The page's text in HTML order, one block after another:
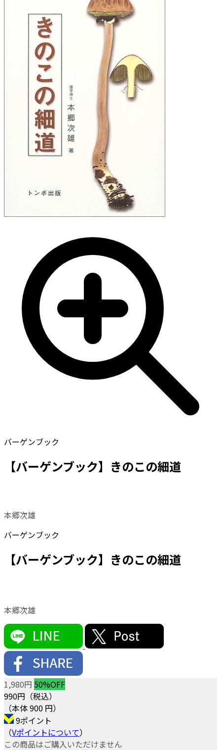
バーゲンブック
【バーゲンブック】きのこの細道
本郷次雄
バーゲンブック
【バーゲンブック】きのこの細道
本郷次雄
1,980円 50%OFF
990円（税込）
（本体 900 円）
9ポイント
（Vポイントについて）
この商品はご購入いただけません